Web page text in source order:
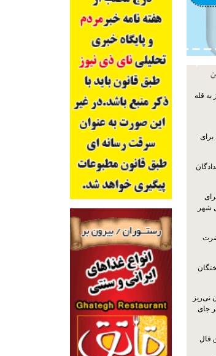
قله
برای
شهر
نی‌ریز
بر جای
فال